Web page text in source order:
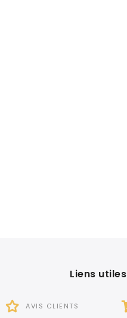
Liens utiles
AVIS CLIENTS